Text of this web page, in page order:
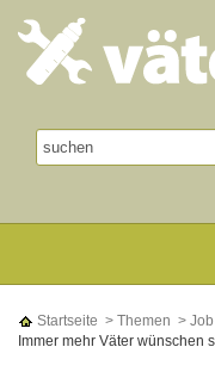
Startseite > Themen >
Immer mehr Väter wünschen